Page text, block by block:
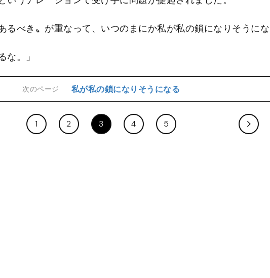
るべき〟が重なって、いつのまにか私が私の鎖になりそうにな
な。」
次のページ 私が私の鎖になりそうになる
1 2 3 4 5